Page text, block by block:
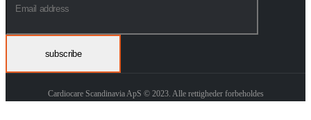
Cardiocare Scandinavia ApS © 2023. Alle rettigheder forbeholdes